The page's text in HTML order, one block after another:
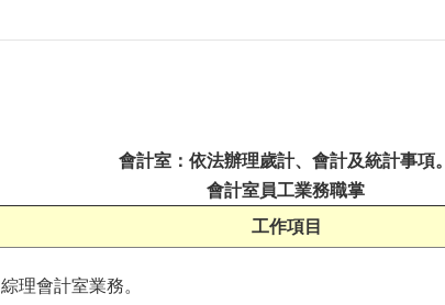
工作項目
會計室：依法辦理歲計、會計及統計事項。
會計室員工業務職掌
綜理會計室業務。